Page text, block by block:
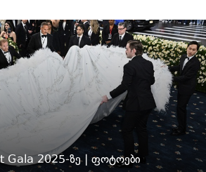
Gala 2025-ზე | ფოტოები